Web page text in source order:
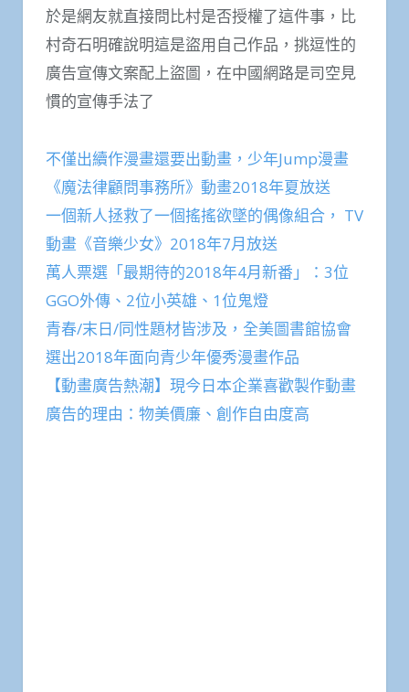
於是網友就直接問比村是否授權了這件事，比
村奇石明確說明這是盜用自己作品，挑逗性的
廣告宣傳文案配上盜圖，在中國網路是司空見
慣的宣傳手法了
不僅出續作漫畫還要出動畫，少年Jump漫畫
《魔法律顧問事務所》動畫2018年夏放送
一個新人拯救了一個搖搖欲墜的偶像組合， TV
動畫《音樂少女》2018年7月放送
萬人票選「最期待的2018年4月新番」：3位
GGO外傳、2位小英雄、1位鬼燈
青春/末日/同性題材皆涉及，全美圖書館協會
選出2018年面向青少年優秀漫畫作品
【動畫廣告熱潮】現今日本企業喜歡製作動畫
廣告的理由：物美價廉、創作自由度高